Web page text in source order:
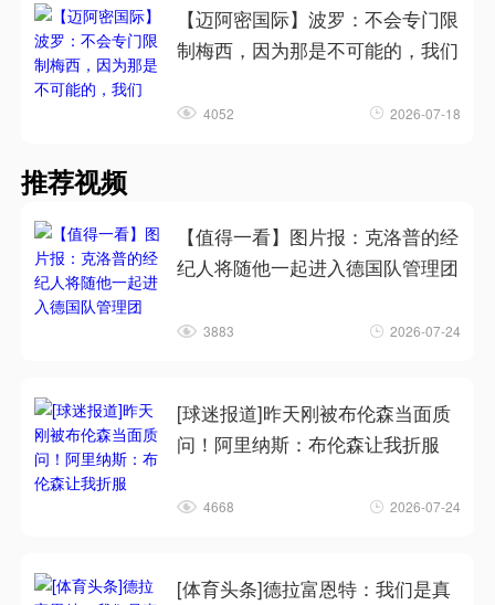
【迈阿密国际】波罗：不会专门限
制梅西，因为那是不可能的，我们
4052 2026-07-18
推荐视频
【值得一看】图片报：克洛普的经
纪人将随他一起进入德国队管理团
3883 2026-07-24
[球迷报道]昨天刚被布伦森当面质
问！阿里纳斯：布伦森让我折服
4668 2026-07-24
[体育头条]德拉富恩特：我们是真